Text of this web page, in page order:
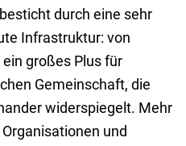
durch eine sehr
Infrastruktur: von
großes Plus für
Gemeinschaft, die
widerspiegelt. Mehr
und